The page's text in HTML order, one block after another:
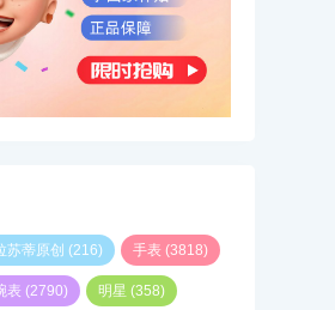
苏蒂原创 (216) 手表 (3818)
表 (2790) 明星 (358)